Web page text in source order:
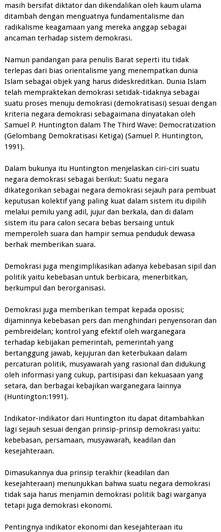
masih bersifat diktator dan dikendalikan oleh kaum ulama
ditambah dengan menguatnya fundamentalisme dan
radikalisme keagamaan yang mereka anggap sebagai
ancaman terhadap sistem demokrasi.
Namun pandangan para penulis Barat seperti itu tidak
terlepas dari bias orientalisme yang menempatkan dunia
Islam sebagai objek yang harus dideskreditkan. Dunia Islam
telah mempraktekan demokrasi setidak-tidaknya sebagai
suatu proses menuju demokrasi (demokratisasi) sesuai dengan
kriteria negara demokrasi sebagaimana dinyatakan oleh
Samuel P. Huntington dalam The Third Wave: Democratization
(Gelombang Demokratisasi Ketiga) (Samuel P. Huntington,
1991).
Dalam bukunya itu Huntington menjelaskan ciri-ciri suatu
negara demokrasi sebagai berikut: Suatu negara
dikategorikan sebagai negara demokrasi sejauh para pembuat
keputusan kolektif yang paling kuat dalam sistem itu dipilih
melalui pemilu yang adil, jujur dan berkala, dan di dalam
sistem itu para calon secara bebas bersaing untuk
memperoleh suara dan hampir semua penduduk dewasa
berhak memberikan suara.
Demokrasi juga mengimplikasikan adanya kebebasan sipil dan
politik yaitu kebebasan untuk berbicara, menerbitkan,
berkumpul dan berorganisasi.
Demokrasi juga memberikan tempat kepada oposisi;
dijaminnya kebebasan pers dan menghindari penyensoran dan
pembreidelan; kontrol yang efektif oleh warganegara
terhadap kebijakan pemerintah, pemerintah yang
bertanggung jawab, kejujuran dan keterbukaan dalam
percaturan politik, musyawarah yang rasional dan didukung
oleh informasi yang cukup, partisipasi dan kekuasaan yang
setara, dan berbagai kebajikan warganegara lainnya
(Huntington:1991).
Indikator-indikator dari Huntington itu dapat ditambahkan
lagi sejauh sesuai dengan prinsip-prinsip demokrasi yaitu:
kebebasan, persamaan, musyawarah, keadilan dan
kesejahteraan.
Dimasukannya dua prinsip terakhir (keadilan dan
kesejahteraan) menunjukkan bahwa suatu negara demokrasi
tidak saja harus menjamin demokrasi politik bagi warganya
tetapi juga demokrasi ekonomi.
Pentingnya indikator ekonomi dan kesejahteraan itu